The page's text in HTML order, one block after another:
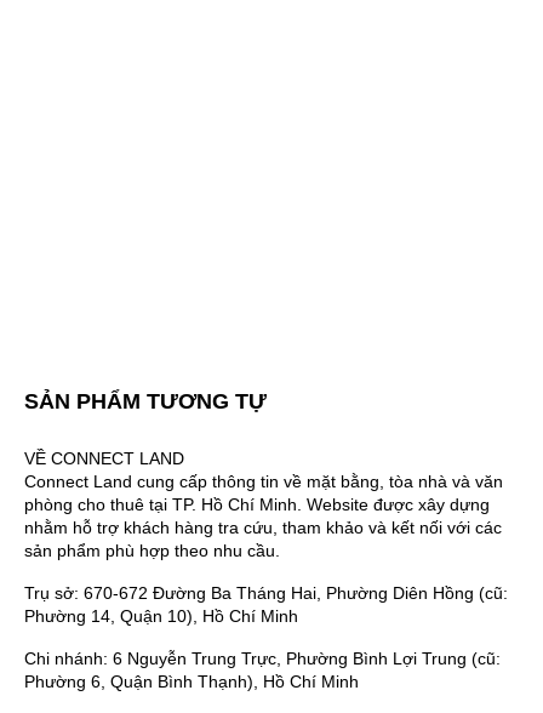
SẢN PHẨM TƯƠNG TỰ
VỀ CONNECT LAND
Connect Land cung cấp thông tin về mặt bằng, tòa nhà và văn
phòng cho thuê tại TP. Hồ Chí Minh. Website được xây dựng
nhằm hỗ trợ khách hàng tra cứu, tham khảo và kết nối với các
sản phẩm phù hợp theo nhu cầu.
Trụ sở: 670-672 Đường Ba Tháng Hai, Phường Diên Hồng (cũ:
Phường 14, Quận 10), Hồ Chí Minh
Chi nhánh: 6 Nguyễn Trung Trực, Phường Bình Lợi Trung (cũ:
Phường 6, Quận Bình Thạnh), Hồ Chí Minh